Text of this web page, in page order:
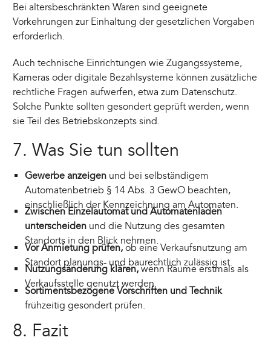
Bei altersbeschränkten Waren sind geeignete
Vorkehrungen zur Einhaltung der gesetzlichen Vorgaben
erforderlich.
Auch technische Einrichtungen wie Zugangssysteme,
Kameras oder digitale Bezahlsysteme können zusätzliche
rechtliche Fragen aufwerfen, etwa zum Datenschutz.
Solche Punkte sollten gesondert geprüft werden, wenn
sie Teil des Betriebskonzepts sind.
7. Was Sie tun sollten
Gewerbe anzeigenund bei selbständigem
Automatenbetrieb § 14 Abs. 3 GewO beachten,
einschließlich der Kennzeichnung am Automaten.
Zwischen Einzelautomat und Automatenladen
unterscheidenund die Nutzung des gesamten
Standorts in den Blick nehmen.
Vor Anmietung prüfen,ob eine Verkaufsnutzung am
Standort planungs- und baurechtlich zulässig ist.
Nutzungsänderung klären,wenn Räume erstmals als
Verkaufsstelle genutzt werden.
Sortimentsbezogene Vorschriften und Technik
frühzeitig gesondert prüfen.
8. Fazit